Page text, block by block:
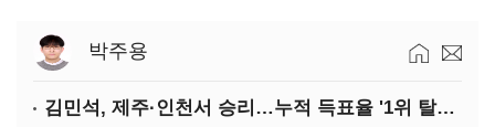
박주용
김민석, 제주·인천서 승리…누적 득표율 '1위 탈환'(종합)